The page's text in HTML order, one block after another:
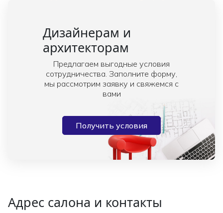
Дизайнерам и
архитекторам
Предлагаем выгодные условия
сотрудничества. Заполните форму,
мы рассмотрим заявку и свяжемся с
вами
Получить условия
Адрес салона и контакты